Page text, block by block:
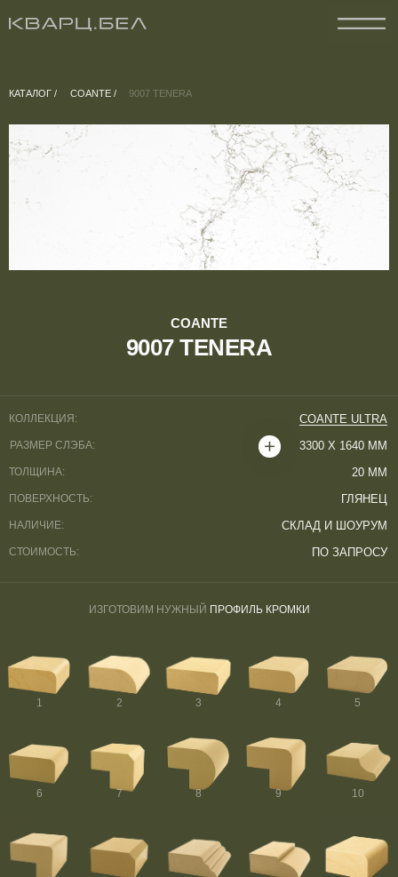
9007 TENERA
COANTE
КОЛЛЕКЦИЯ:
COANTE ULTRA
3300 Х 1640 ММ
РАЗМЕР СЛЭБА:
ТОЛЩИНА:
20 ММ
ГЛЯНЕЦ
ПОВЕРХНОСТЬ:
НАЛИЧИЕ:
СКЛАД И ШОУРУМ
ПО ЗАПРОСУ
СТОИМОСТЬ:
1 2 4
3 5
10
9
8
7
6
ИЗГОТОВИМ НУЖНЫЙ ПРОФИЛЬ КРОМКИ
КАТАЛОГ / COANTE / 9007 TENERA